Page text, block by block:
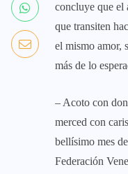
concluye que el
que transiten
el mismo amor,
más de lo
– Acoto con
merced con
bellísimo mes
Federación